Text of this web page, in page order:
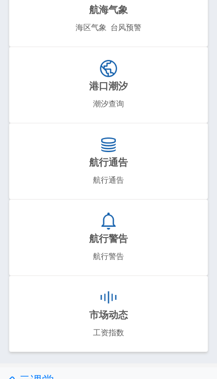
航海气象
海区气象 台风预警
港口潮汐
潮汐查询
航行通告
航行通告
航行警告
航行警告
市场动态
工资指数